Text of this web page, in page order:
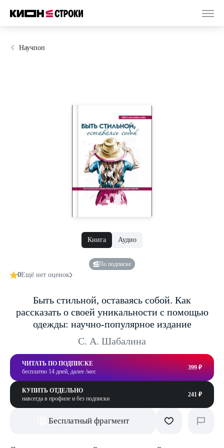
Научпоп
Книга Аудио
По подписке
0Ещё нет оценок
Быть стильной, оставаясь собой. Как
рассказать о своей уникальности с помощью
одежды: научно-популярное издание
С. А. Шабалина
ЧИТАТЬ ПО ПОДПИСКЕ
бесплатно 14 дней, далее /мес
399 ₽
КУПИТЬ ОТДЕЛЬНО
навсегда в профиле и без подписки
241 ₽
Бесплатный фрагмент